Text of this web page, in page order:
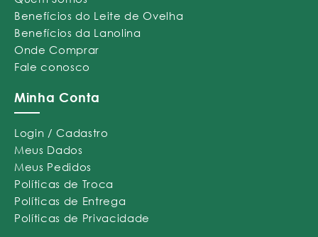
Benefícios do Leite de Ovelha
Benefícios da Lanolina
Onde Comprar
Fale conosco
Minha Conta
Login / Cadastro
Meus Dados
Meus Pedidos
Políticas de Troca
Políticas de Entrega
Políticas de Privacidade